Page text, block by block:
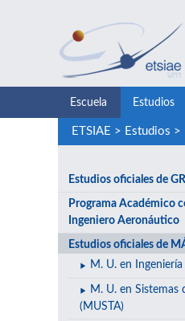
Escuela Estudios
ETSIAE > Estudios >
Estudios oficiales de
Programa Académico
Ingeniero Aeronáutico
Estudios oficiales de
M. U. en
M. U. en Sistemas
(MUSTA)